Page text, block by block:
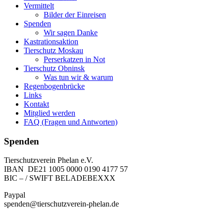
Vermittelt
Bilder der Einreisen
Spenden
Wir sagen Danke
Kastrationsaktion
Tierschutz Moskau
Perserkatzen in Not
Tierschutz Obninsk
Was tun wir & warum
Regenbogenbrücke
Links
Kontakt
Mitglied werden
FAQ (Fragen und Antworten)
Spenden
Tierschutzverein Phelan e.V.
IBAN DE21 1005 0000 0190 4177 57
BIC – / SWIFT BELADEBEXXX
Paypal
spenden@tierschutzverein-phelan.de